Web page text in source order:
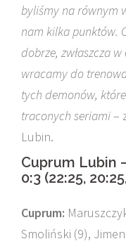
byliśmy na równym
nam kilka punktów.
dobrze, zwłaszcza
wracamy do
tych demonów,
traconych seriami–
Lubin.
Cuprum Lubin
0:3 (22:25,
Cuprum:
Smoliński (9),